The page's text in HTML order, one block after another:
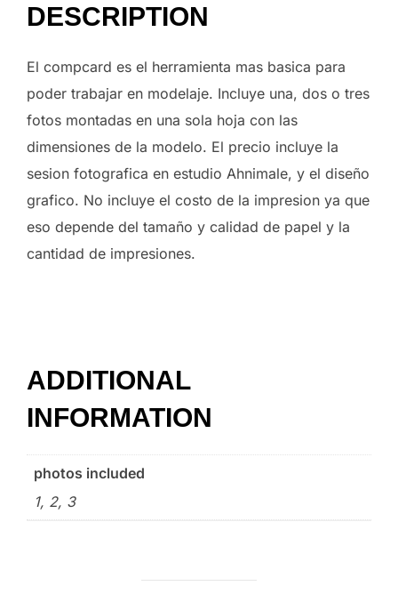
DESCRIPTION
El compcard es el herramienta mas basica para
poder trabajar en modelaje. Incluye una, dos o tres
fotos montadas en una sola hoja con las
dimensiones de la modelo. El precio incluye la
sesion fotografica en estudio Ahnimale, y el diseño
grafico. No incluye el costo de la impresion ya que
eso depende del tamaño y calidad de papel y la
cantidad de impresiones.
ADDITIONAL
INFORMATION
photos included
1, 2, 3